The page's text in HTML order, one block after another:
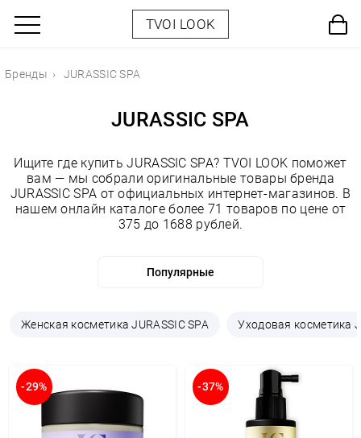
TVOI LOOK
Бренды JURASSIC SPA
JURASSIC SPA
Ищите где купить JURASSIC SPA? TVOI LOOK поможет
вам — мы собрали оригинальные товары бренда
JURASSIC SPA от официальных интернет-магазинов. В
нашем онлайн каталоге более 71 товаров по цене от
375 до 1688 рублей.
Женская косметика JURASSIC SPA Уходовая косметика
-29% -37%